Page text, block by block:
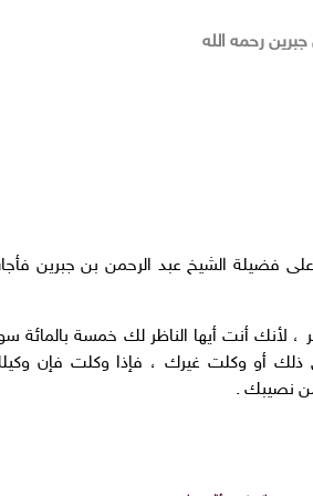
رحمه الله
على فضيلة الشيخ عبد الرحمن بن جبرين
لأنك أنت أيها الناظر لك خمسة بالمائة
ذلك أو وكلت غيرك ، فإذا وكلت فإن
نصيبك .